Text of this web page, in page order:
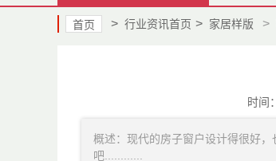
首页 > 行业资讯首页 > 家居样版 >
时
概述：现代的房子窗户设计得很好
吧............